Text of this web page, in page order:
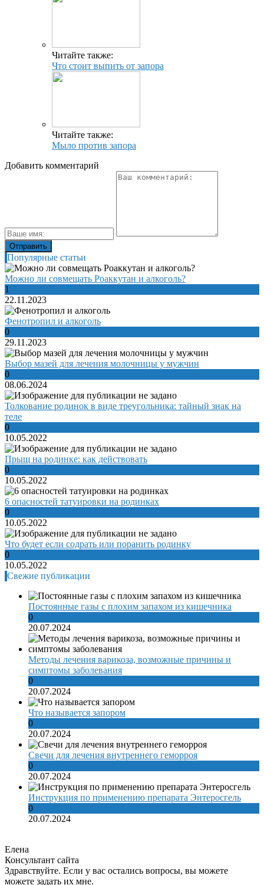
Читайте также:
Что стоит выпить от запора
Читайте также:
Мыло против запора
Добавить комментарий
Популярные статьи
Можно ли совмещать Роаккутан и алкоголь?
1
22.11.2023
Фенотропил и алкоголь
0
29.11.2023
Выбор мазей для лечения молочницы у мужчин
0
08.06.2024
Толкование родинок в виде треугольника: тайный знак на
теле
0
10.05.2022
Прыщ на родинке: как действовать
0
10.05.2022
6 опасностей татуировки на родинках
0
10.05.2022
Что будет если содрать или поранить родинку
0
10.05.2022
Свежие публикации
Постоянные газы с плохим запахом из кишечника
0
20.07.2024
Методы лечения варикоза, возможные причины и
симптомы заболевания
0
20.07.2024
Что называется запором
0
20.07.2024
Свечи для лечения внутреннего геморроя
0
20.07.2024
Инструкция по применению препарата Энтеросгель
0
20.07.2024
Елена
Консультант сайта
Здравствуйте. Если у вас остались вопросы, вы можете
можете задать их мне.